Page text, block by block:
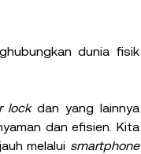
dunia fisik
lock dan yang lainnya
dan efisien. Kita
melalui
smartphone